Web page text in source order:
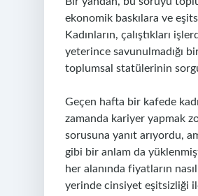
ekonomik baskılara ve
Kadınların, çalıştıkları
yeterince savunulmadığı
toplumsal statülerinin
Geçen hafta bir kafede
zamanda kariyer yapmak
sorusuna yanıt arıyordu,
gibi bir anlam da
her alanında fiyatların
yerinde cinsiyet eşitsizliği